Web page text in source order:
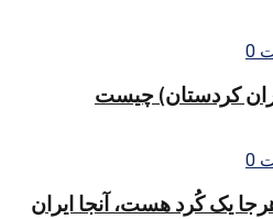
0
کردستان) چیست
0
یک کُرد هست، آنجا ایران